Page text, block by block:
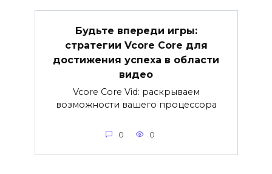
Будьте впереди игры:
стратегии Vcore Core для
достижения успеха в области
видео
Vcore Core Vid: раскрываем
возможности вашего процессора
0 0